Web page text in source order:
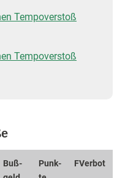
Tempoverstoß
Tempoverstoß
Buß­
Punk­
FVerbot